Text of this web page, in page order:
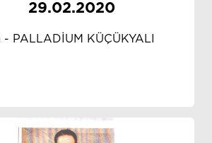
29.02.2020
- PALLADİUM KÜÇÜKYALI